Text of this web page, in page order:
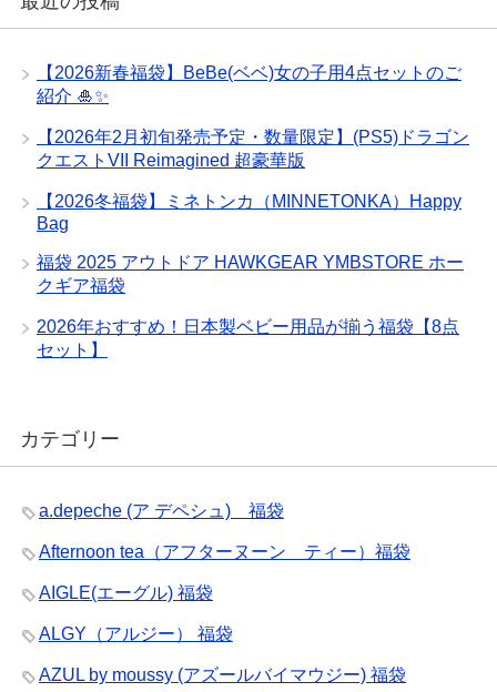
【2026新春福袋】BeBe(ベベ)女の子用4点セットのご
紹介 🎍✨
【2026年2月初旬発売予定・数量限定】(PS5)ドラゴン
クエストVII Reimagined 超豪華版
【2026冬福袋】ミネトンカ（MINNETONKA）Happy
Bag
福袋 2025 アウトドア HAWKGEAR YMBSTORE ホー
クギア福袋
2026年おすすめ！日本製ベビー用品が揃う福袋【8点
セット】
カテゴリー
a.depeche (ア デペシュ) 福袋
Afternoon tea（アフターヌーン ティー）福袋
AIGLE(エーグル) 福袋
ALGY（アルジー） 福袋
AZUL by moussy (アズールバイマウジー) 福袋